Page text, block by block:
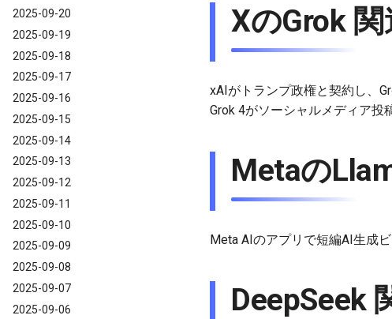
2025-09-20
2025-09-19
2025-09-18
2025-09-17
2025-09-16
2025-09-15
2025-09-14
2025-09-13
2025-09-12
2025-09-11
2025-09-10
2025-09-09
2025-09-08
2025-09-07
2025-09-06
XのGrok 関
xAIがトランプ政権と契約し、
Grok 4がソーシャルメディア投
Metaの
Meta AIのアプリで短編AI生成
DeepSeek